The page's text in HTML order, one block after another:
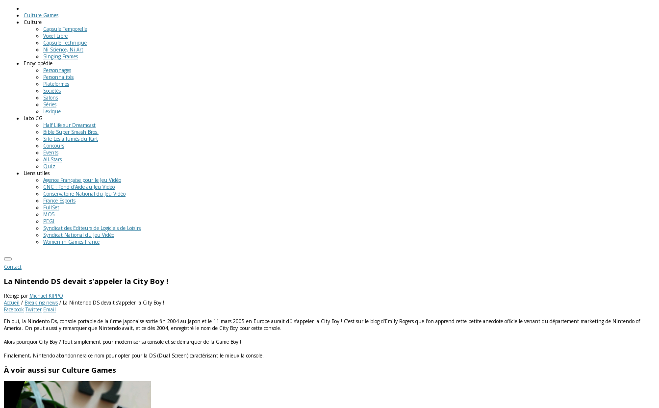
Culture Games
Culture
Capsule Temporelle
Voxel Libre
Capsule Technique
Ni Science, Ni Art
Singing Frames
Encyclopédie
Personnages
Personnalités
Plateformes
Sociétés
Salons
Séries
Lexique
Labo CG
Half Life sur Dreamcast
Bible Super Smash Bros.
Site Les allumés du Kart
Concours
Events
All-Stars
Quiz
Liens utiles
Agence Française pour le Jeu Vidéo
CNC : Fond d'Aide au Jeu Vidéo
Conservatoire National du Jeu Vidéo
France Esports
FullSet
MO5
PEGI
Syndicat des Editeurs de Logiciels de Loisirs
Syndicat National du Jeu Vidéo
Women in Games France
Contact
La Nintendo DS devait s’appeler la City Boy !
Rédigé par Michaël KIPPO
Accueil / Breaking news / La Nintendo DS devait s’appeler la City Boy !
Facebook Twitter Email
Eh oui, la Nindento Ds, console portable de la firme japonaise sortie fin 2004 au Japon et le 11 mars 2005 en Europe aurait dû s’appeler la City Boy ! C’est sur le blog d’Emily Rogers que l’on apprend cette petite anecdote officielle venant du département marketing de Nintendo of
America. On peut aussi y remarquer que Nintendo avait, et ce dès 2004, enregistré le nom de City Boy pour cette console.
Alors pourquoi City Boy ? Tout simplement pour moderniser sa console et se démarquer de la Game Boy !
Finalement, Nintendo abandonnera ce nom pour opter pour la DS (Dual Screen) caractérisant le mieux la console.
À voir aussi sur Culture Games